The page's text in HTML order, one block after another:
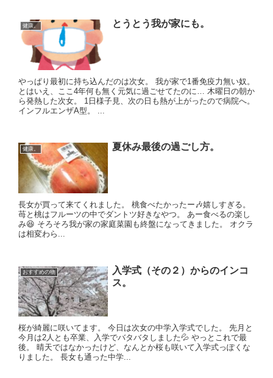
健康。 とうとう我が家にも。
やっぱり最初に持ち込んだのは次女。 我が家で1番免疫力無い奴。
とはいえ、ここ4年何も無く元気に過ごせてたのに… 木曜日の朝か
ら発熱した次女。 1日様子見、次の日も熱が上がったので病院へ。
インフルエンザA型。 ...
健康。 夏休み最後の過ごし方。
長女が買って来てくれました。 桃食べたかったー🎶嬉しすぎる。
苺と桃はフルーツの中でダントツ好きなやつ。 あー食べるの楽し
み😆 そろそろ我が家の家庭菜園も終盤になってきました。 オクラ
は相変わら...
おすすめの物
入学式（その２）からのインコ
ス。
桜が綺麗に咲いてます。 今日は次女の中学入学式でした。 先月と
今月は2人とも卒業、入学でバタバタしました💦 やっとこれで最
後。 晴天ではなかったけど、なんとか桜も咲いて入学式っぽくな
りました。 長女も通った中学...